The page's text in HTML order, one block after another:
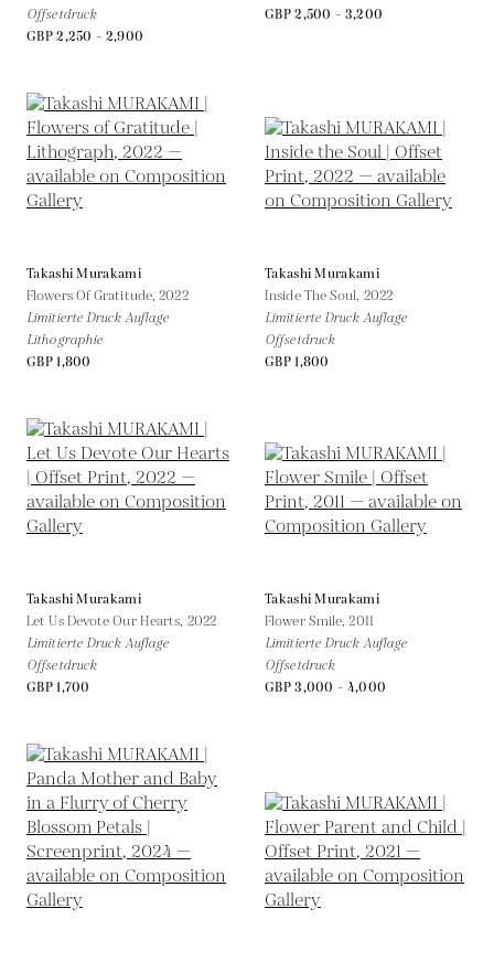
Offsetdruck
GBP 2,250 - 2,900
GBP 2,500 - 3,200
Takashi Murakami
Flowers Of Gratitude,2022
Limitierte Druck Auflage
Lithographie
GBP 1,800
Takashi Murakami
Inside The Soul, 2022
Limitierte Druck Auflage
Offsetdruck
GBP 1,800
Takashi Murakami
Let Us Devote Our Hearts, 2022
Limitierte Druck Auflage
Offsetdruck
GBP 1,700
Takashi Murakami
Flower Smile,2011
Limitierte Druck Auflage
Offsetdruck
GBP 3,000 - 4,000